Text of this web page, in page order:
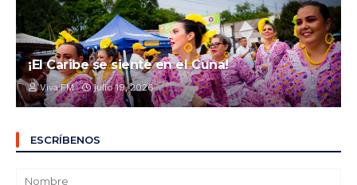
¡El Caribe se siente en el Cuna!
Viva FM julio 19, 2026
ESCRÍBENOS